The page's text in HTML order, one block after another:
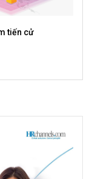
tiến cử